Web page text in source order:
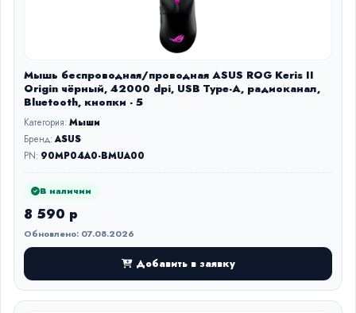
Мышь беспроводная/проводная ASUS ROG Keris II
Origin чёрный, 42000 dpi, USB Type-A, радиоканал,
Bluetooth, кнопки - 5
Категория:Мыши
Бренд:ASUS
PN: 90MP04A0-BMUA00
В наличии
8 590 р
Обновлено: 07.08.2026
Добавить в заявку